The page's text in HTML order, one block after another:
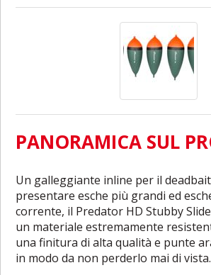
PANORAMICA SUL
Un galleggiante inline per il
presentare esche più grandi ed
corrente, il Predator HD Stubby
un materiale estremamente
una finitura di alta qualità e punte
in modo da non perderlo mai di vista.